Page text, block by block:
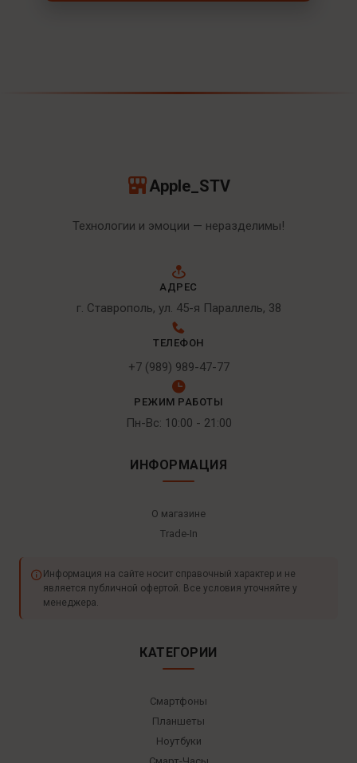
Apple_STV
Технологии и эмоции — неразделимы!
АДРЕС
г. Ставрополь, ул. 45-я Параллель, 38
ТЕЛЕФОН
+7 (989) 989-47-77
РЕЖИМ РАБОТЫ
Пн-Вс: 10:00 - 21:00
ИНФОРМАЦИЯ
О магазине
Trade-In
Информация на сайте носит справочный характер и не
является публичной офертой. Все условия уточняйте у
менеджера.
КАТЕГОРИИ
Смартфоны
Планшеты
Ноутбуки